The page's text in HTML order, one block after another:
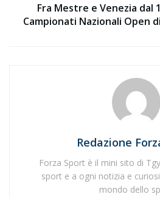
Fra Mestre e Venezia dal
Campionati Nazionali Open
Redazione
Forza Sport è il mini sito di
sport e a ogni notizia e
mondo dello